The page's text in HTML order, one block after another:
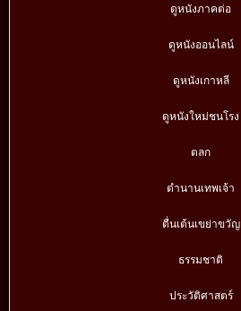
ดูหนังภาคต่อ
ดูหนังออนไลน์
ดูหนังเกาหลี
ดูหนังใหม่ชนโรง
ตลก
ตำนานเทพเจ้า
ตื่นเต้นเขย่าขวัญ
ธรรมชาติ
ประวัติศาสตร์